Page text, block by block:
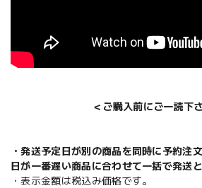
＜ご購入前にご一読下
・発送予定日が別の商品を同時に予約注
日が一番遅い商品に合わせて一括で発送と
・表示金額は税込み価格です。